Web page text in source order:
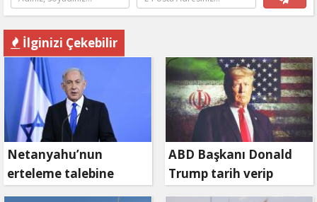
İlginizi Çekebilir
Netanyahu’nun
erteleme talebine
mahkemeden ret
ABD Başkanı Donald
Trump tarih verip
duyurdu: Savaş ne